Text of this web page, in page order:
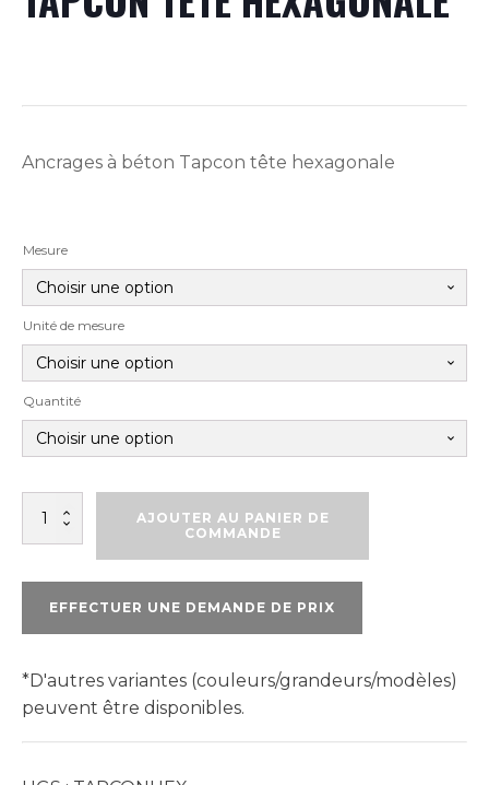
Ancrages à béton Tapcon tête hexagonale
Mesure
Unité de mesure
Quantité
quantité
AJOUTER AU PANIER DE
COMMANDE
EFFECTUER UNE DEMANDE DE PRIX
*D'autres variantes (couleurs/grandeurs/modèles)
peuvent être disponibles.